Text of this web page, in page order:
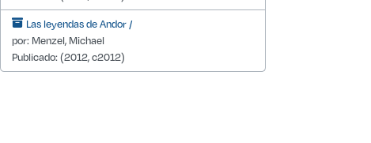
Las leyendas de Andor /
por: Menzel, Michael
Publicado: (2012, c2012)